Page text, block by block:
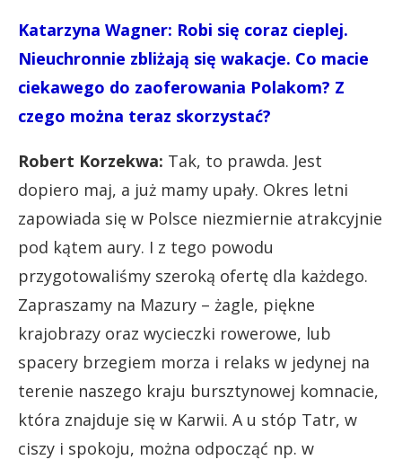
Katarzyna Wagner: Robi się coraz cieplej.
Nieuchronnie zbliżają się wakacje. Co macie
ciekawego do zaoferowania Polakom? Z
czego można teraz skorzystać?
Robert Korzekwa: Tak, to prawda. Jest
dopiero maj, a już mamy upały. Okres letni
zapowiada się w Polsce niezmiernie atrakcyjnie
pod kątem aury. I z tego powodu
przygotowaliśmy szeroką ofertę dla każdego.
Zapraszamy na Mazury – żagle, piękne
krajobrazy oraz wycieczki rowerowe, lub
spacery brzegiem morza i relaks w jedynej na
terenie naszego kraju bursztynowej komnacie,
która znajduje się w Karwii. A u stóp Tatr, w
ciszy i spokoju, można odpocząć np. w